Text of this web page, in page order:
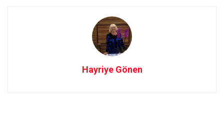
Hayriye Gönen